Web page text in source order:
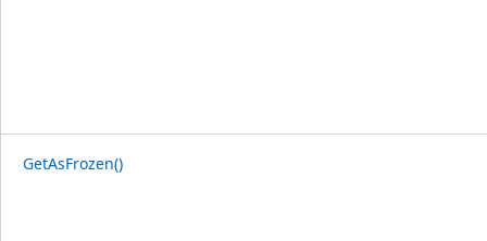
GetAsFrozen()